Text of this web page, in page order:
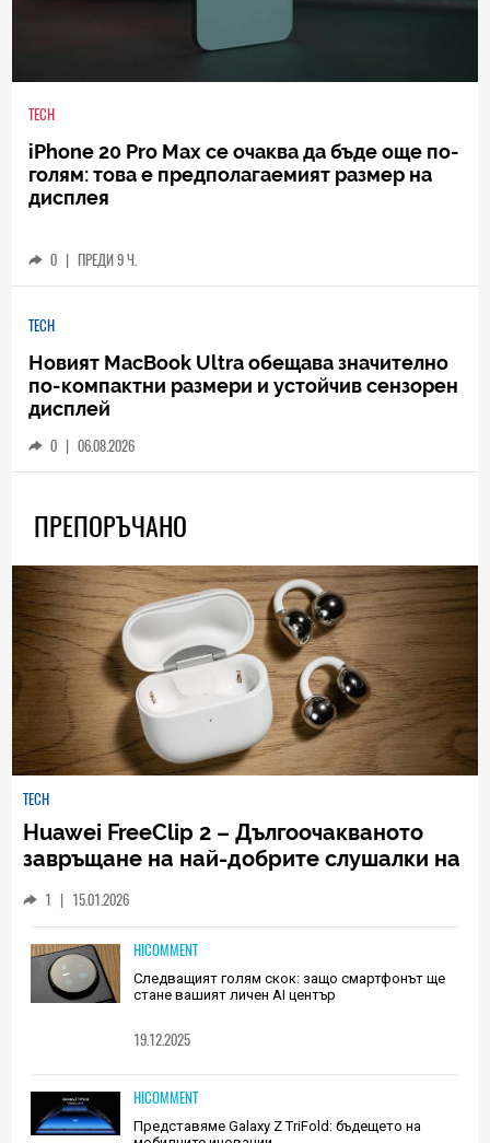
TECH
iPhone 20 Pro Max се очаква да бъде още по-
голям: това е предполагаемият размер на
дисплея
0 | ПРЕДИ 9 Ч.
TECH
Новият MacBook Ultra обещава значително
по-компактни размери и устойчив сензорен
дисплей
0 | 06.08.2026
ПРЕПОРЪЧАНО
TECH
Huawei FreeClip 2 – Дългоочакваното
завръщане на най-добрите слушалки на
1 | 15.01.2026
HICOMMENT
Следващият голям скок: защо смартфонът ще
стане вашият личен AI център
19.12.2025
HICOMMENT
Представяме Galaxy Z TriFold: бъдещето на